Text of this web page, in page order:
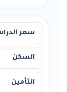
سعر
السكن
التأمين